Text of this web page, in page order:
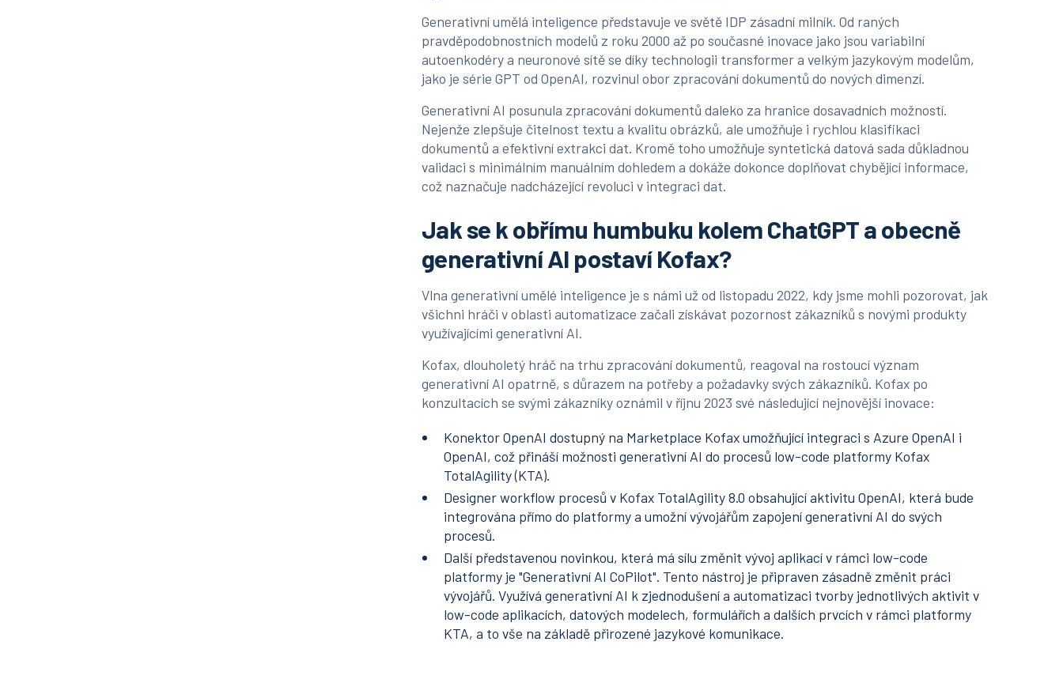
Generativní umělá inteligence představuje ve světě IDP zásadní milník. Od raných
pravděpodobnostních modelů z roku 2000 až po současné inovace jako jsou variabilní
autoenkodéry a neuronové sítě se díky technologii transformer a velkým jazykovým modelům,
jako je série GPT od OpenAI, rozvinul obor zpracování dokumentů do nových dimenzí.
Generativní AI posunula zpracování dokumentů daleko za hranice dosavadních možností.
Nejenže zlepšuje čitelnost textu a kvalitu obrázků, ale umožňuje i rychlou klasifikaci
dokumentů a efektivní extrakci dat. Kromě toho umožňuje syntetická datová sada důkladnou
validaci s minimálním manuálním dohledem a dokáže dokonce doplňovat chybějící informace,
což naznačuje nadcházející revoluci v integraci dat.
Jak se k obřímu humbuku kolem ChatGPT a obecně
generativní AI postaví Kofax?
Vlna generativní umělé inteligence je s námi už od listopadu 2022, kdy jsme mohli pozorovat, jak
všichni hráči v oblasti automatizace začali získávat pozornost zákazníků s novými produkty
využívajícími generativní AI.
Kofax, dlouholetý hráč na trhu zpracování dokumentů, reagoval na rostoucí význam
generativní AI opatrně, s důrazem na potřeby a požadavky svých zákazníků. Kofax po
konzultacích se svými zákazníky oznámil v říjnu 2023 své následující nejnovější inovace:
Konektor OpenAI dostupný na Marketplace Kofax umožňující integraci s Azure OpenAI i
OpenAI, což přináší možnosti generativní AI do procesů low-code platformy Kofax
TotalAgility (KTA).
Designer workflow procesů v Kofax TotalAgility 8.0 obsahující aktivitu OpenAI, která bude
integrována přímo do platformy a umožní vývojářům zapojení generativní AI do svých
procesů.
Další představenou novinkou, která má sílu změnit vývoj aplikací v rámci low-code
platformy je "Generativní AI CoPilot". Tento nástroj je připraven zásadně změnit práci
vývojářů. Využívá generativní AI k zjednodušení a automatizaci tvorby jednotlivých aktivit v
low-code aplikacích, datových modelech, formulářích a dalších prvcích v rámci platformy
KTA, a to vše na základě přirozené jazykové komunikace.